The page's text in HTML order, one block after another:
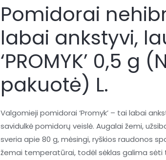
Pomidorai
labai ankstyvi,
‘PROMYK’ 0,5 g
pakuotė) L.
Valgomieji pomidorai ‘Promyk’ – tai labai
savidulkė pomidorų veislė. Augalai žemi,
sveria apie 80 g, mėsingi, ryškios raudonos
žemai temperatūrai, todėl sėklas galima sėti
produkto
kiekis:
Pomidorai
žemi,
ankstyvi,
'PROMYK'
0,5
g
(Naudinga